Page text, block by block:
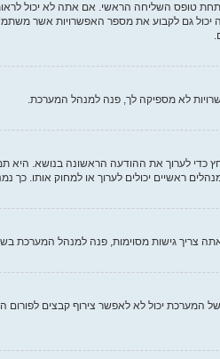
טופס השליחה הראשי. אם אתה לא יכול
גם לקבוע את מספר האפשרויות אשר
לא מספיקה לך, פנה למנהל המערכת.
כדי לערוך את ההודעה הראשונה בנושא.
ראשיים יכולים לערוך או למחוק אותו.
צריך גישות מסוימות, פנה למנהל המערכת
יכול לא לאפשר צירוף קבצים לפורום